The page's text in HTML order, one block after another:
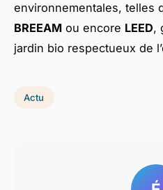
environnementales, telles
BREEAM ou encore LEED,
jardin bio respectueux de
Actu